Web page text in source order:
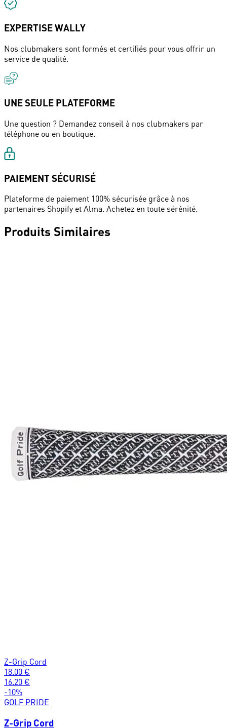
EXPERTISE WALLY
Nos clubmakers sont formés et certifiés pour vous offrir un
service de qualité.
UNE SEULE PLATEFORME
Une question ? Demandez conseil à nos clubmakers par
téléphone ou en boutique.
PAIEMENT SÉCURISÉ
Plateforme de paiement 100% sécurisée grâce à nos
partenaires Shopify et Alma. Achetez en toute sérénité.
Produits Similaires
Z-Grip Cord
18.00 €
16.20 €
-10%
GOLF PRIDE
Z-Grip Cord